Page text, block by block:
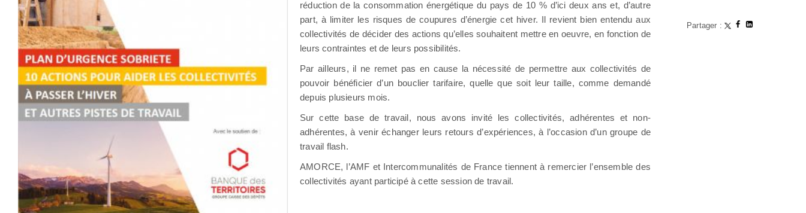
réduction de la consommation énergétique du pays de 10 % d’ici deux ans et, d’autre
part, à limiter les risques de coupures d’énergie cet hiver. Il revient bien entendu aux
collectivités de décider des actions qu’elles souhaitent mettre en oeuvre, en fonction de
leurs contraintes et de leurs possibilités.
Par ailleurs, il ne remet pas en cause la nécessité de permettre aux collectivités de
pouvoir bénéficier d’un bouclier tarifaire, quelle que soit leur taille, comme demandé
depuis plusieurs mois.
Sur cette base de travail, nous avons invité les collectivités, adhérentes et non-
adhérentes, à venir échanger leurs retours d’expériences, à l’occasion d’un groupe de
travail flash.
AMORCE, l’AMF et Intercommunalités de France tiennent à remercier l’ensemble des
collectivités ayant participé à cette session de travail.
Partager :